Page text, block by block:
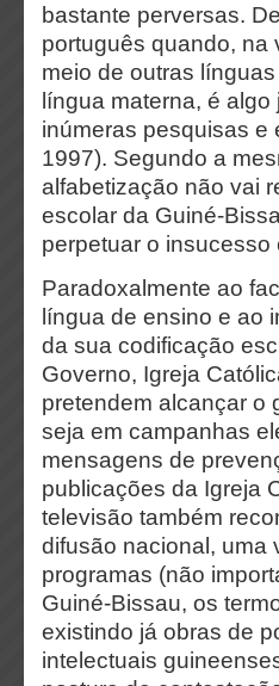
bastante perversas.
português quando, na
meio de outras
língua materna, é
inúmeras pesquisas e
1997). Segundo a
alfabetização não vai
escolar da Guiné-
perpetuar o
Paradoxalmente ao
língua de ensino e ao
da sua codificação
Governo, Igreja
pretendem alcançar o
seja em campanhas
mensagens de
publicações da Igreja
televisão também
difusão nacional, uma
programas (não
Guiné-Bissau, os
existindo já obras de
intelectuais